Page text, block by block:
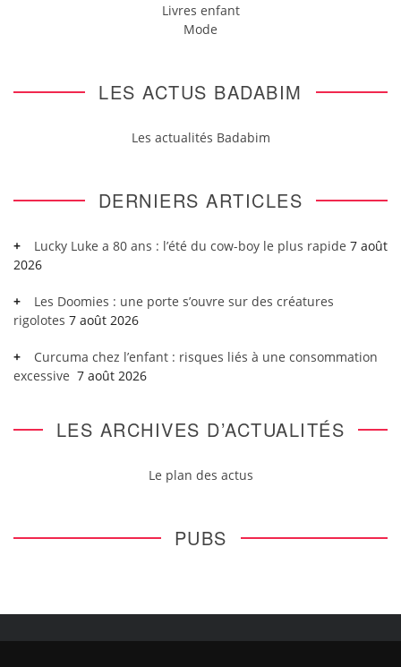
Livres enfant
Mode
LES ACTUS BADABIM
Les actualités Badabim
DERNIERS ARTICLES
Lucky Luke a 80 ans : l’été du cow-boy le plus rapide 7 août
2026
Les Doomies : une porte s’ouvre sur des créatures
rigolotes 7 août 2026
Curcuma chez l’enfant : risques liés à une consommation
excessive 7 août 2026
LES ARCHIVES D’ACTUALITÉS
Le plan des actus
PUBS